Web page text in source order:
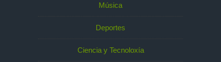
Música
Deportes
Ciencia y Tecnoloxía